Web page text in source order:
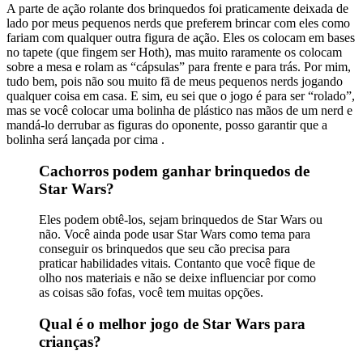
A parte de ação rolante dos brinquedos foi praticamente deixada de
lado por meus pequenos nerds que preferem brincar com eles como
fariam com qualquer outra figura de ação. Eles os colocam em bases
no tapete (que fingem ser Hoth), mas muito raramente os colocam
sobre a mesa e rolam as “cápsulas” para frente e para trás. Por mim,
tudo bem, pois não sou muito fã de meus pequenos nerds jogando
qualquer coisa em casa. E sim, eu sei que o jogo é para ser “rolado”,
mas se você colocar uma bolinha de plástico nas mãos de um nerd e
mandá-lo derrubar as figuras do oponente, posso garantir que a
bolinha será lançada por cima .
Cachorros podem ganhar brinquedos de
Star Wars?
Eles podem obtê-los, sejam brinquedos de Star Wars ou
não. Você ainda pode usar Star Wars como tema para
conseguir os brinquedos que seu cão precisa para
praticar habilidades vitais. Contanto que você fique de
olho nos materiais e não se deixe influenciar por como
as coisas são fofas, você tem muitas opções.
Qual é o melhor jogo de Star Wars para
crianças?